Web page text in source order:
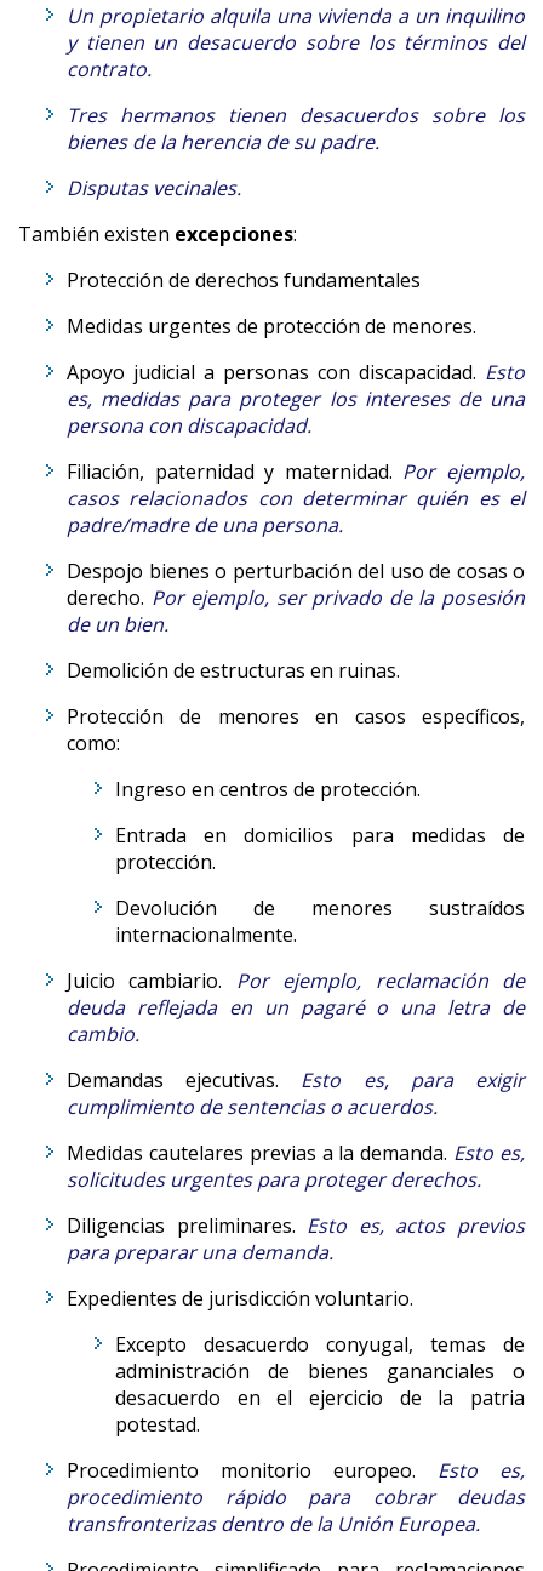
Un propietario alquila una vivienda a un inquilino
y tienen un desacuerdo sobre los términos del
contrato.
Tres hermanos tienen desacuerdos sobre los
bienes de la herencia de su padre.
Disputas vecinales.
También existen excepciones:
Protección de derechos fundamentales
Medidas urgentes de protección de menores.
Apoyo judicial a personas con discapacidad. Esto
es, medidas para proteger los intereses de una
persona con discapacidad.
Filiación, paternidad y maternidad. Por ejemplo,
casos relacionados con determinar quién es el
padre/madre de una persona.
Despojo bienes o perturbación del uso de cosas o
derecho. Por ejemplo, ser privado de la posesión
de un bien.
Demolición de estructuras en ruinas.
Protección de menores en casos específicos,
como:
Ingreso en centros de protección.
Entrada en domicilios para medidas de
protección.
Devolución de menores sustraídos
internacionalmente.
Juicio cambiario. Por ejemplo, reclamación de
deuda reflejada en un pagaré o una letra de
cambio.
Demandas ejecutivas. Esto es, para exigir
cumplimiento de sentencias o acuerdos.
Medidas cautelares previas a la demanda. Esto es,
solicitudes urgentes para proteger derechos.
Diligencias preliminares. Esto es, actos previos
para preparar una demanda.
Expedientes de jurisdicción voluntario.
Excepto desacuerdo conyugal, temas de
administración de bienes gananciales o
desacuerdo en el ejercicio de la patria
potestad.
Procedimiento monitorio europeo. Esto es,
procedimiento rápido para cobrar deudas
transfronterizas dentro de la Unión Europea.